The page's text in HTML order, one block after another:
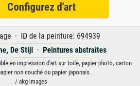
Configurez d'art
· ID de la peinture: 694939
De Stijl
· Peintures abstraites
en impression d'art sur toile, papier photo, carton
non couché ou papier japonais.
/ akg-images